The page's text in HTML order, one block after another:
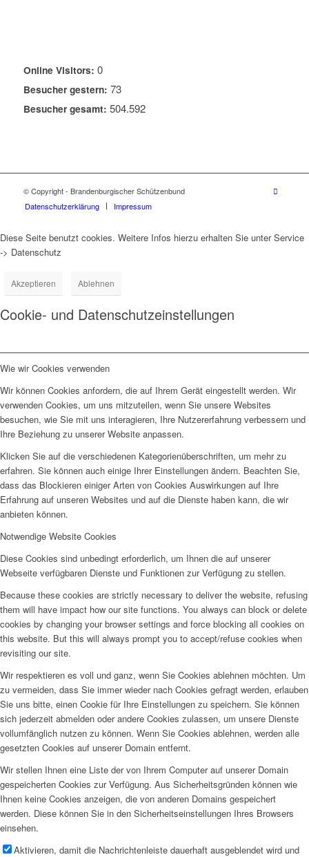
Online Visitors: 0
Besucher gestern: 73
Besucher gesamt: 504.592
© Copyright - Brandenburgischer Schützenbund
Datenschutzerklärung
Impressum
Diese Seite benutzt cookies. Weitere Infos hierzu erhalten Sie unter Service
-> Datenschutz
Akzeptieren Ablehnen
Cookie- und Datenschutzeinstellungen
Wie wir Cookies verwenden
Wir können Cookies anfordern, die auf Ihrem Gerät eingestellt werden. Wir
verwenden Cookies, um uns mitzuteilen, wenn Sie unsere Websites
besuchen, wie Sie mit uns interagieren, Ihre Nutzererfahrung verbessern und
Ihre Beziehung zu unserer Website anpassen.
Klicken Sie auf die verschiedenen Kategorienüberschriften, um mehr zu
erfahren. Sie können auch einige Ihrer Einstellungen ändern. Beachten Sie,
dass das Blockieren einiger Arten von Cookies Auswirkungen auf Ihre
Erfahrung auf unseren Websites und auf die Dienste haben kann, die wir
anbieten können.
Notwendige Website Cookies
Diese Cookies sind unbedingt erforderlich, um Ihnen die auf unserer
Webseite verfügbaren Dienste und Funktionen zur Verfügung zu stellen.
Because these cookies are strictly necessary to deliver the website, refusing
them will have impact how our site functions. You always can block or delete
cookies by changing your browser settings and force blocking all cookies on
this website. But this will always prompt you to accept/refuse cookies when
revisiting our site.
Wir respektieren es voll und ganz, wenn Sie Cookies ablehnen möchten. Um
zu vermeiden, dass Sie immer wieder nach Cookies gefragt werden, erlauben
Sie uns bitte, einen Cookie für Ihre Einstellungen zu speichern. Sie können
sich jederzeit abmelden oder andere Cookies zulassen, um unsere Dienste
vollumfänglich nutzen zu können. Wenn Sie Cookies ablehnen, werden alle
gesetzten Cookies auf unserer Domain entfernt.
Wir stellen Ihnen eine Liste der von Ihrem Computer auf unserer Domain
gespeicherten Cookies zur Verfügung. Aus Sicherheitsgründen können wie
Ihnen keine Cookies anzeigen, die von anderen Domains gespeichert
werden. Diese können Sie in den Sicherheitseinstellungen Ihres Browsers
einsehen.
Aktivieren, damit die Nachrichtenleiste dauerhaft ausgeblendet wird und